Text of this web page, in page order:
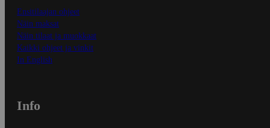
Ensitilaajan ohjeet
Näin maksat
Näin tilaat ja muokkaat
Kaikki ohjeet ja vinkit
In English
Info